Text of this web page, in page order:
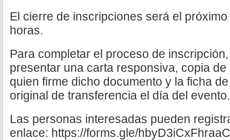
El cierre de inscripciones será el
horas.
Para completar el proceso de
presentar una carta responsiva, copia
quien firme dicho documento y la ficha
original de transferencia el día del evento.
Las personas interesadas pueden
enlace: https://forms.gle/